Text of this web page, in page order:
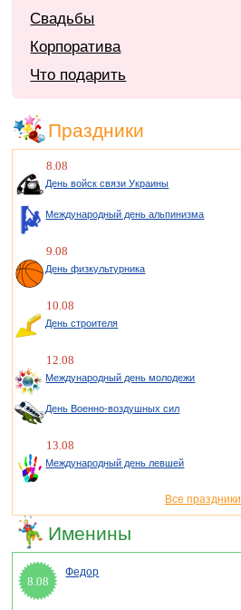
Свадьбы
Корпоратива
Что подарить
Праздники
8.08
День войск связи Украины
Международный день альпинизма
9.08
День физкультурника
10.08
День строителя
12.08
Международный день молодежи
День Военно-воздушных сил
13.08
Международный день левшей
Все праздники
Именины
8.08
Федор